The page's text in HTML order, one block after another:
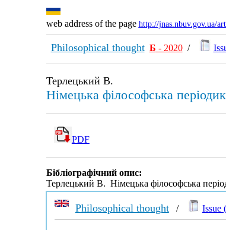
web address of the page http://jnas.nbuv.gov.ua/
Philosophical thought Б - 2020/
Терлецький В.
Німецька філософська
PDF
Бібліографічний опис:
Терлецький В. Німецька філософська
Philosophical thought/ Issue (